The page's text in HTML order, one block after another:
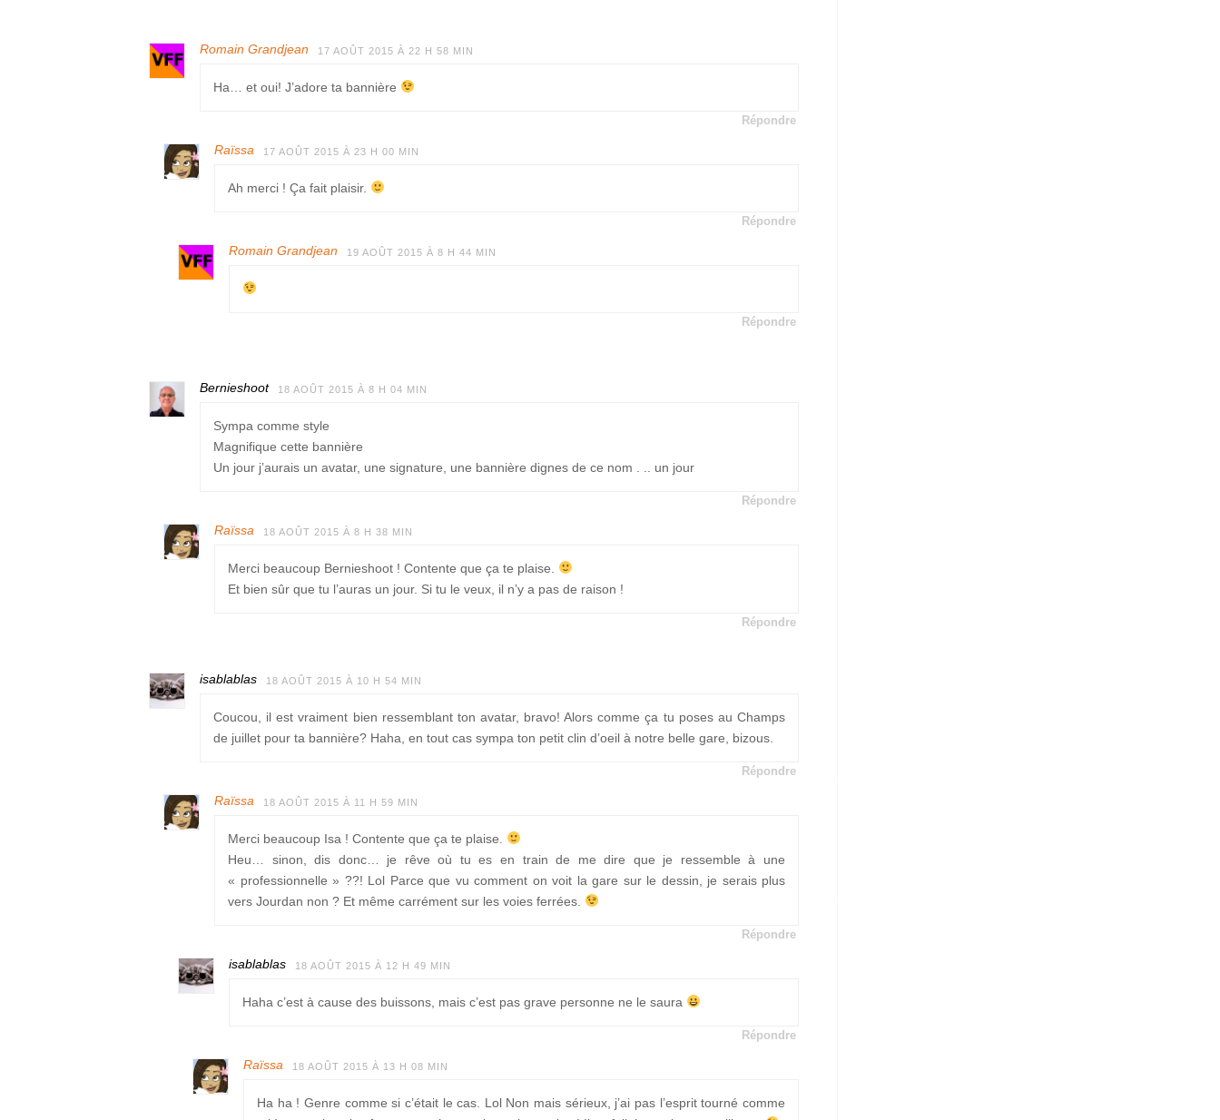
Romain Grandjean 17 AOÛT 2015 À 22 H 58 MIN
Ha… et oui! J’adore ta bannière
Répondre
Raïssa 17 AOÛT 2015 À 23 H 00 MIN
Ah merci ! Ça fait plaisir.
Répondre
Romain Grandjean 19 AOÛT 2015 À 8 H 44 MIN
Répondre
Bernieshoot 18 AOÛT 2015 À 8 H 04 MIN
Sympa comme style
Magnifique cette bannière
Un jour j’aurais un avatar, une signature, une bannière dignes de ce nom . .. un jour
Répondre
Raïssa 18 AOÛT 2015 À 8 H 38 MIN
Merci beaucoup Bernieshoot ! Contente que ça te plaise.
Et bien sûr que tu l’auras un jour. Si tu le veux, il n’y a pas de raison !
Répondre
isablablas 18 AOÛT 2015 À 10 H 54 MIN
Coucou, il est vraiment bien ressemblant ton avatar, bravo! Alors comme ça tu poses au Champs
de juillet pour ta bannière? Haha, en tout cas sympa ton petit clin d’oeil à notre belle gare, bizous.
Répondre
Raïssa 18 AOÛT 2015 À 11 H 59 MIN
Merci beaucoup Isa ! Contente que ça te plaise.
Heu… sinon, dis donc… je rêve où tu es en train de me dire que je ressemble à une
« professionnelle » ??! Lol Parce que vu comment on voit la gare sur le dessin, je serais plus
vers Jourdan non ? Et même carrément sur les voies ferrées.
Répondre
isablablas 18 AOÛT 2015 À 12 H 49 MIN
Haha c’est à cause des buissons, mais c’est pas grave personne ne le saura
Répondre
Raïssa 18 AOÛT 2015 À 13 H 08 MIN
Ha ha ! Genre comme si c’était le cas. Lol Non mais sérieux, j’ai pas l’esprit tourné comme